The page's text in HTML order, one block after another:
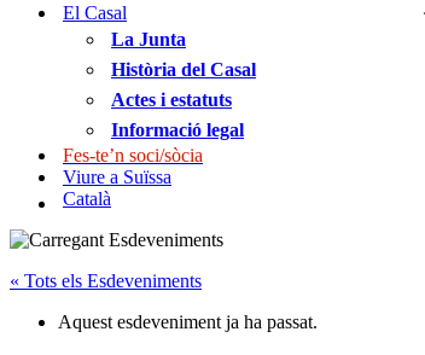
El Casal
La Junta
Història del Casal
Actes i estatuts
Informació legal
Fes-te’n soci/sòcia
Viure a Suïssa
Català
« Tots els Esdeveniments
Aquest esdeveniment ja ha passat.